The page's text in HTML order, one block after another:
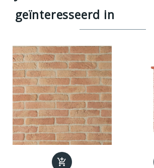
geïnteresseerd in
